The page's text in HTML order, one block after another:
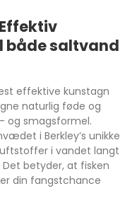
både saltvand
effektive kunstagn
naturlig føde og
og smagsformel.
i Berkley’s unikke
i vandet langt
betyder, at fisken
din fangstchance